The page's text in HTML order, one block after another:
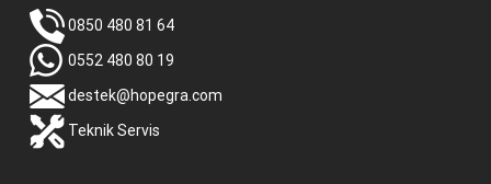
0850 480 81 64
0552 480 80 19
destek@hopegra.com
Teknik Servis